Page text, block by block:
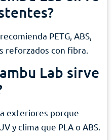
PETG, ABS,
reforzados con fibra.
Lab sirve
exteriores porque
y clima que PLA o ABS.